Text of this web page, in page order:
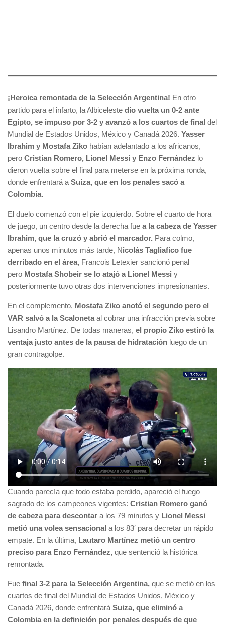
¡Heroica remontada de la Selección Argentina! En otro
partido para el infarto, la Albiceleste dio vuelta un 0-2 ante
Egipto, se impuso por 3-2 y avanzó a los cuartos de final del
Mundial de Estados Unidos, México y Canadá 2026. Yasser
Ibrahim y Mostafa Ziko habían adelantado a los africanos,
pero Cristian Romero, Lionel Messi y Enzo Fernández lo
dieron vuelta sobre el final para meterse en la próxima ronda,
donde enfrentará a Suiza, que en los penales sacó a
Colombia.
El duelo comenzó con el pie izquierdo. Sobre el cuarto de hora
de juego, un centro desde la derecha fue a la cabeza de Yasser
Ibrahim, que la cruzó y abrió el marcador. Para colmo,
apenas unos minutos más tarde, Nicolás Tagliafico fue
derribado en el área, Francois Letexier sancionó penal
pero Mostafa Shobeir se lo atajó a Lionel Messi y
posteriormente tuvo otras dos intervenciones impresionantes.
En el complemento, Mostafa Ziko anotó el segundo pero el
VAR salvó a la Scaloneta al cobrar una infracción previa sobre
Lisandro Martínez. De todas maneras, el propio Ziko estiró la
ventaja justo antes de la pausa de hidratación luego de un
gran contragolpe.
Cuando parecía que todo estaba perdido, apareció el fuego
sagrado de los campeones vigentes: Cristian Romero ganó
de cabeza para descontar a los 79 minutos y Lionel Messi
metió una volea sensacional a los 83′ para decretar un rápido
empate. En la última, Lautaro Martínez metió un centro
preciso para Enzo Fernández, que sentenció la histórica
remontada.
Fue final 3-2 para la Selección Argentina, que se metió en los
cuartos de final del Mundial de Estados Unidos, México y
Canadá 2026, donde enfrentará Suiza, que eliminó a
Colombia en la definición por penales después de que